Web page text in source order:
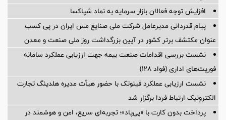
افزایش توجه فعالان بازار سرمایه به نماد شپاکسا
پیام قدردانی مدیرعامل شرکت ملی صنایع مس ایران در پی کسب
عنوان مکتشف برتر کشور در آیین بزرگداشت روز ملی صنعت و معدن
نشست بررسی اقدامات صنعت بیمه جهت ارزیابی عملکرد سامانه
فوریت‌های اداری (فواد ۱۲۸)
نشست ارزیابی عملکرد فینوتک با حضور هیأت‌ مدیره هلدینگ تجارت
الکترونیک ارتباط فردا برگزار شد
پرداخت بدون کارت با «پی‌پاد»؛ تجربه‌ای سریع، امن و هوشمند در